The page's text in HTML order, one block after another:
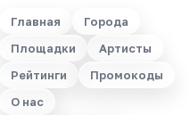
Главная
Города
Площадки
Артисты
Рейтинги
Промокоды
О нас